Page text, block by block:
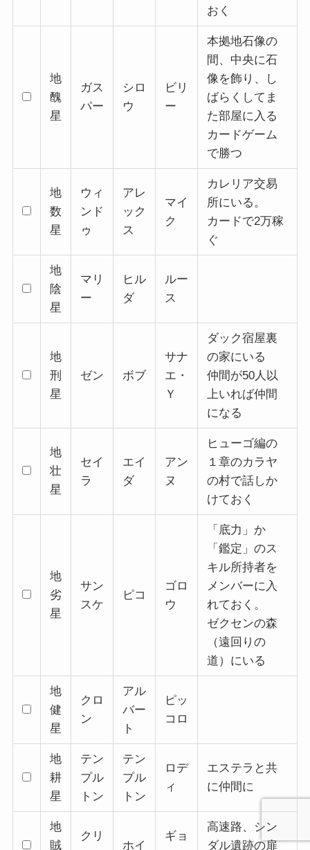
おく
地
醜
星
ガス
パー
シロ
ウ
ビリ
ー
本拠地石像の
間、中央に石
像を飾り、し
ばらくしてま
た部屋に入る
カードゲーム
で勝つ
地
数
星
ウィ
ンド
ゥ
アレ
ック
ス
マイ
ク
カレリア交易
所にいる。
カードで2万稼
ぐ
地
陰
星
マリ
ー
ヒル
ダ
ルー
ス
地
刑
星
ゼン ボブ
サナ
エ・
Ｙ
ダック宿屋裏
の家にいる
仲間が50人以
上いれば仲間
になる
地
壮
星
セイ
ラ
エイ
ダ
アン
ヌ
ヒューゴ編の
１章のカラヤ
の村で話しか
けておく
地
劣
星
サン
スケ
ピコ
ゴロ
ウ
「底力」か
「鑑定」のス
キル所持者を
メンバーに入
れておく。
ゼクセンの森
（遠回りの
道）にいる
地
健
星
クロ
ン
アル
バー
ト
ピッ
コロ
地
耕
星
テン
プル
トン
テン
プル
トン
ロデ
ィ
エステラと共
に仲間に
地
賊
クリ
ホイ
ギョ
高速路、シン
ダル遺跡の扉